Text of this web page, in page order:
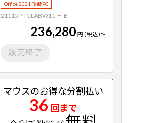
Office 2021 搭載PC
21115P-TGLABW11-H-B
236,280 円 (税込)～
販売終了
マウスのお得な分割払い
36 回まで